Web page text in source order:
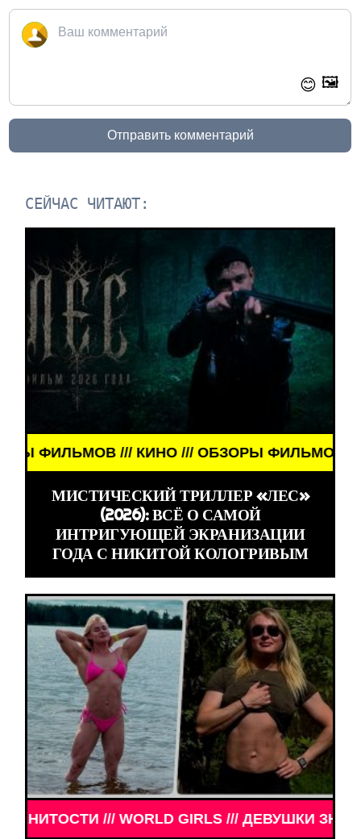
😊 🖼️
Отправить комментарий
СЕЙЧАС ЧИТАЮТ:
ОБЗОРЫ ФИЛЬМОВ /// КИНО /// ОБЗОРЫ
МИСТИЧЕСКИЙ ТРИЛЛЕР «ЛЕС»
(2026): ВСЁ О САМОЙ
ИНТРИГУЮЩЕЙ ЭКРАНИЗАЦИИ
ГОДА С НИКИТОЙ КОЛОГРИВЫМ
ДЕВУШКИ ЗНАМЕНИТОСТИ /// WORLD GIRLS